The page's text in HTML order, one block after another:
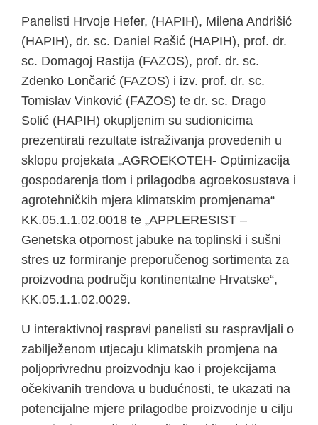
Panelisti Hrvoje Hefer, (HAPIH), Milena Andrišić
(HAPIH), dr. sc. Daniel Rašić (HAPIH), prof. dr.
sc. Domagoj Rastija (FAZOS), prof. dr. sc.
Zdenko Lončarić (FAZOS) i izv. prof. dr. sc.
Tomislav Vinković (FAZOS) te dr. sc. Drago
Solić (HAPIH) okupljenim su sudionicima
prezentirati rezultate istraživanja provedenih u
sklopu projekata „AGROEKOTEH- Optimizacija
gospodarenja tlom i prilagodba agroekosustava i
agrotehničkih mjera klimatskim promjenama“
KK.05.1.1.02.0018 te „APPLERESIST –
Genetska otpornost jabuke na toplinski i sušni
stres uz formiranje preporučenog sortimenta za
proizvodna području kontinentalne Hrvatske“,
KK.05.1.1.02.0029.
U interaktivnoj raspravi panelisti su raspravljali o
zabilježenom utjecaju klimatskih promjena na
poljoprivrednu proizvodnju kao i projekcijama
očekivanih trendova u budućnosti, te ukazati na
potencijalne mjere prilagodbe proizvodnje u cilju